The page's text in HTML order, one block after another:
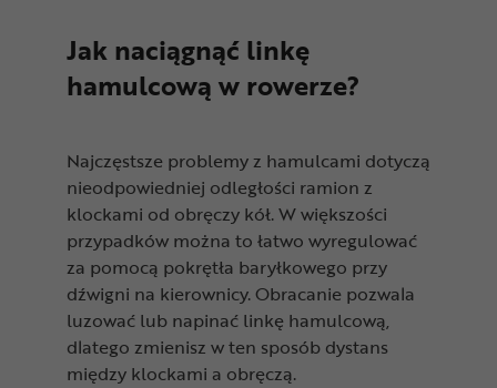
Jak naciągnąć linkę
hamulcową w rowerze?
Najczęstsze problemy z hamulcami dotyczą
nieodpowiedniej odległości ramion z
klockami od obręczy kół. W większości
przypadków można to łatwo wyregulować
za pomocą pokrętła baryłkowego przy
dźwigni na kierownicy. Obracanie pozwala
luzować lub napinać linkę hamulcową,
dlatego zmienisz w ten sposób dystans
między klockami a obręczą.